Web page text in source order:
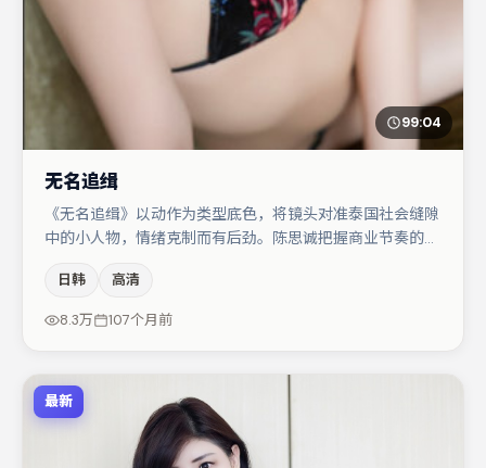
99:04
无名追缉
《无名追缉》以动作为类型底色，将镜头对准泰国社会缝隙
中的小人物，情绪克制而有后劲。陈思诚把握商业节奏的同
包括宋佳、李光洁、杨幂等，角色动机前后呼应，适合喜欢
抠台词与伏笔的观众。节奏紧凑、反转有度，值得列入片
日韩 高清
8.3万 107个月前
最新